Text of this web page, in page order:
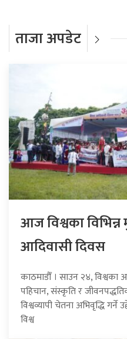
ताजा अपडेट
आज विश्वका
आदिवासी दिवस
काठमाडौँ । साउन २४,
पहिचान, संस्कृति र
विश्वव्यापी चेतना अभिवृद्धि
विश्व